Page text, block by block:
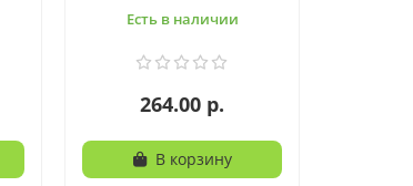
Есть в наличии
264.00 р.
В корзину